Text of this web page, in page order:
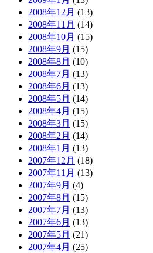
2008年12月 (13)
2008年11月 (14)
2008年10月 (15)
2008年9月 (15)
2008年8月 (10)
2008年7月 (13)
2008年6月 (13)
2008年5月 (14)
2008年4月 (15)
2008年3月 (15)
2008年2月 (14)
2008年1月 (13)
2007年12月 (18)
2007年11月 (13)
2007年9月 (4)
2007年8月 (15)
2007年7月 (13)
2007年6月 (13)
2007年5月 (21)
2007年4月 (25)